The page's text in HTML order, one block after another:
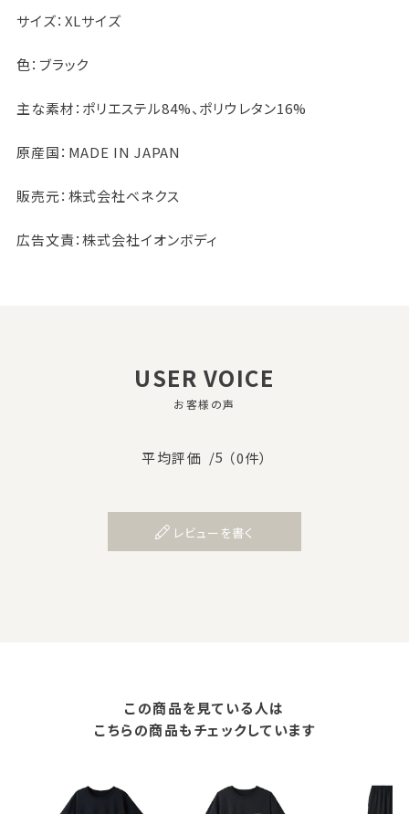
サイズ：XLサイズ
色：ブラック
主な素材：ポリエステル84%、ポリウレタン16%
原産国：MADE IN JAPAN
販売元：株式会社ベネクス
広告文責：株式会社イオンボディ
USER VOICE
お客様の声
平均評価 /5 （0件）
レビューを書く
この商品を見ている人は
こちらの商品もチェックしています